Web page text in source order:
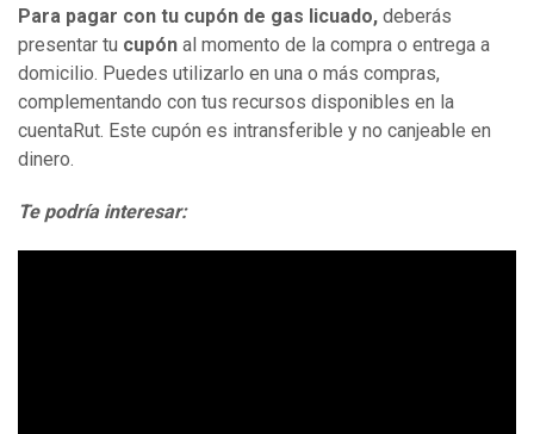
Para pagar con tu cupón de gas licuado, deberás
presentar tu cupón al momento de la compra o entrega a
domicilio. Puedes utilizarlo en una o más compras,
complementando con tus recursos disponibles en la
cuentaRut. Este cupón es intransferible y no canjeable en
dinero.
Te podría interesar: